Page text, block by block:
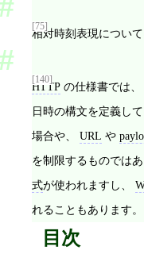
[75]
相対時刻表現について
[140]
HTTP の仕様書では、
日時の構文を定義し
場合や、 URL や
を制限するものでは
式が使われますし、
れることもあります。
目次